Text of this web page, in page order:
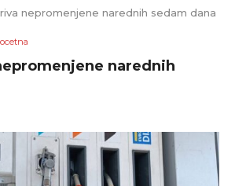
nepromenjene narednih sedam dana
narednih